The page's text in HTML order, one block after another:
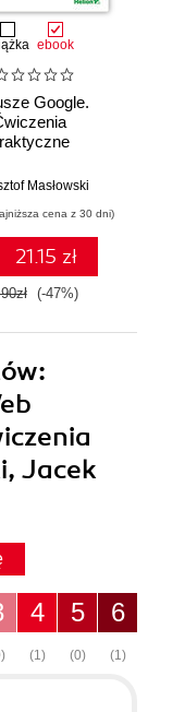
ebook
Google.
Masłowski
cena z 30 dni)
21.15 zł
(-47%)
Jacek
6
(1)
5
(0)
4
(1)